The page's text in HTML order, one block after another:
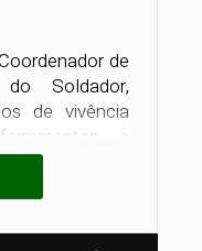
de
Soldador,
de vivência
e
foi construída
em 2013 na
conferência